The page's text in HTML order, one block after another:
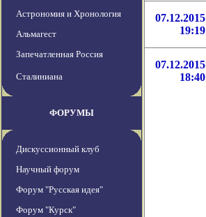
Астрономия и Хронология
Альмагест
Запечатленная Россия
Сталиниана
ФОРУМЫ
Дискуссионный клуб
Научный форум
Форум "Русская идея"
Форум "Курск"
07.12.2015
19:19
07.12.2015
18:40